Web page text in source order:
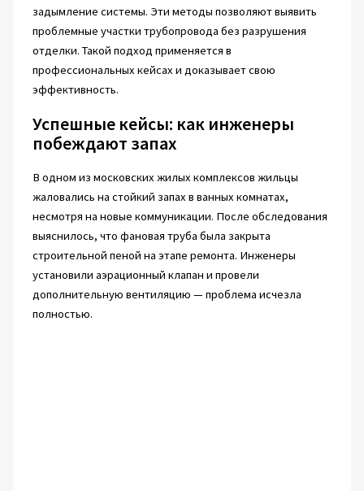
задымление системы. Эти методы позволяют выявить
проблемные участки трубопровода без разрушения
отделки. Такой подход применяется в
профессиональных кейсах и доказывает свою
эффективность.
Успешные кейсы: как инженеры
побеждают запах
В одном из московских жилых комплексов жильцы
жаловались на стойкий запах в ванных комнатах,
несмотря на новые коммуникации. После обследования
выяснилось, что фановая труба была закрыта
строительной пеной на этапе ремонта. Инженеры
установили аэрационный клапан и провели
дополнительную вентиляцию — проблема исчезла
полностью.